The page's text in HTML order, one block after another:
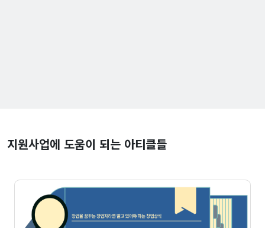
지원사업에 도움이 되는 아티클들